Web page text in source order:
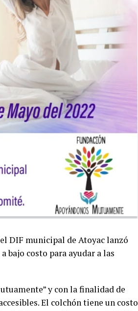
DIF municipal de Atoyac lanzó
bajo costo para ayudar a las
y con la finalidad de
El colchón tiene un costo